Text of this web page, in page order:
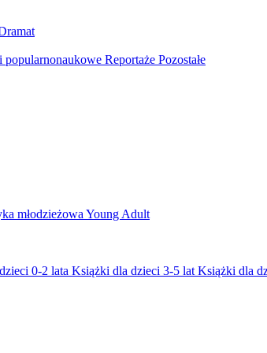
popularnonaukowe Reportaże Pozostałe
młodzieżowa Young Adult
0-2 lata Książki dla dzieci 3-5 lat Książki dla